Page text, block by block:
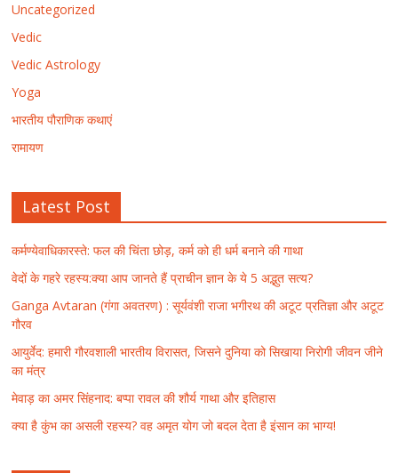
Uncategorized
Vedic
Vedic Astrology
Yoga
भारतीय पौराणिक कथाएं
रामायण
Latest Post
कर्मण्येवाधिकारस्ते: फल की चिंता छोड़, कर्म को ही धर्म बनाने की गाथा
वेदों के गहरे रहस्य:क्या आप जानते हैं प्राचीन ज्ञान के ये 5 अद्भुत सत्य?
Ganga Avtaran (गंगा अवतरण) : सूर्यवंशी राजा भगीरथ की अटूट प्रतिज्ञा और अटूट
गौरव
आयुर्वेद: हमारी गौरवशाली भारतीय विरासत, जिसने दुनिया को सिखाया निरोगी जीवन जीने
का मंत्र
मेवाड़ का अमर सिंहनाद: बप्पा रावल की शौर्य गाथा और इतिहास
क्या है कुंभ का असली रहस्य? वह अमृत योग जो बदल देता है इंसान का भाग्य!